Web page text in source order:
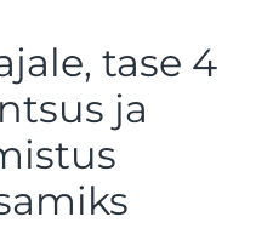
tase 4
ja